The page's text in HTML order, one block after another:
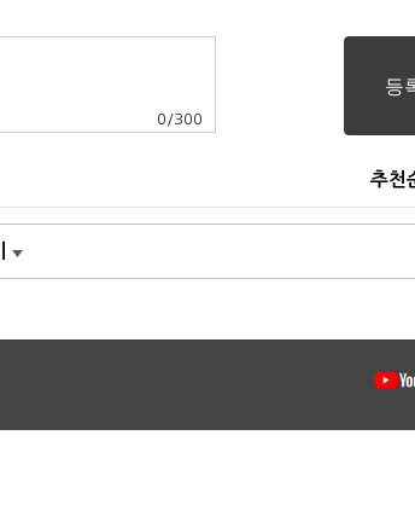
0 /300
추천